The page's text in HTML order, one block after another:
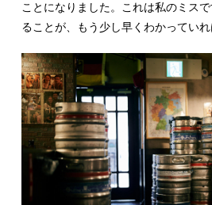
ことになりました。これは私のミス
ることが、もう少し早くわかっていれ